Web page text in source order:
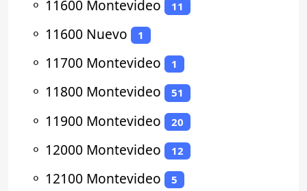
⚬ 11600 Montevideo 11
⚬ 11600 Nuevo 1
⚬ 11700 Montevideo 1
⚬ 11800 Montevideo 51
⚬ 11900 Montevideo 20
⚬ 12000 Montevideo 12
⚬ 12100 Montevideo 5